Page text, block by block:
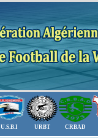
U.S.B.I URBT CRBAD